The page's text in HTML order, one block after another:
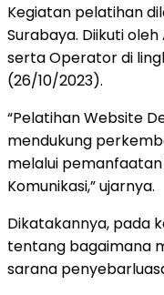
Kegiatan pelatihan
Surabaya. Diikuti
serta Operator di
(26/10/2023).
“Pelatihan Website
mendukung
melalui
Komunikasi,” ujarnya.
Dikatakannya, pada
tentang bagaimana
sarana